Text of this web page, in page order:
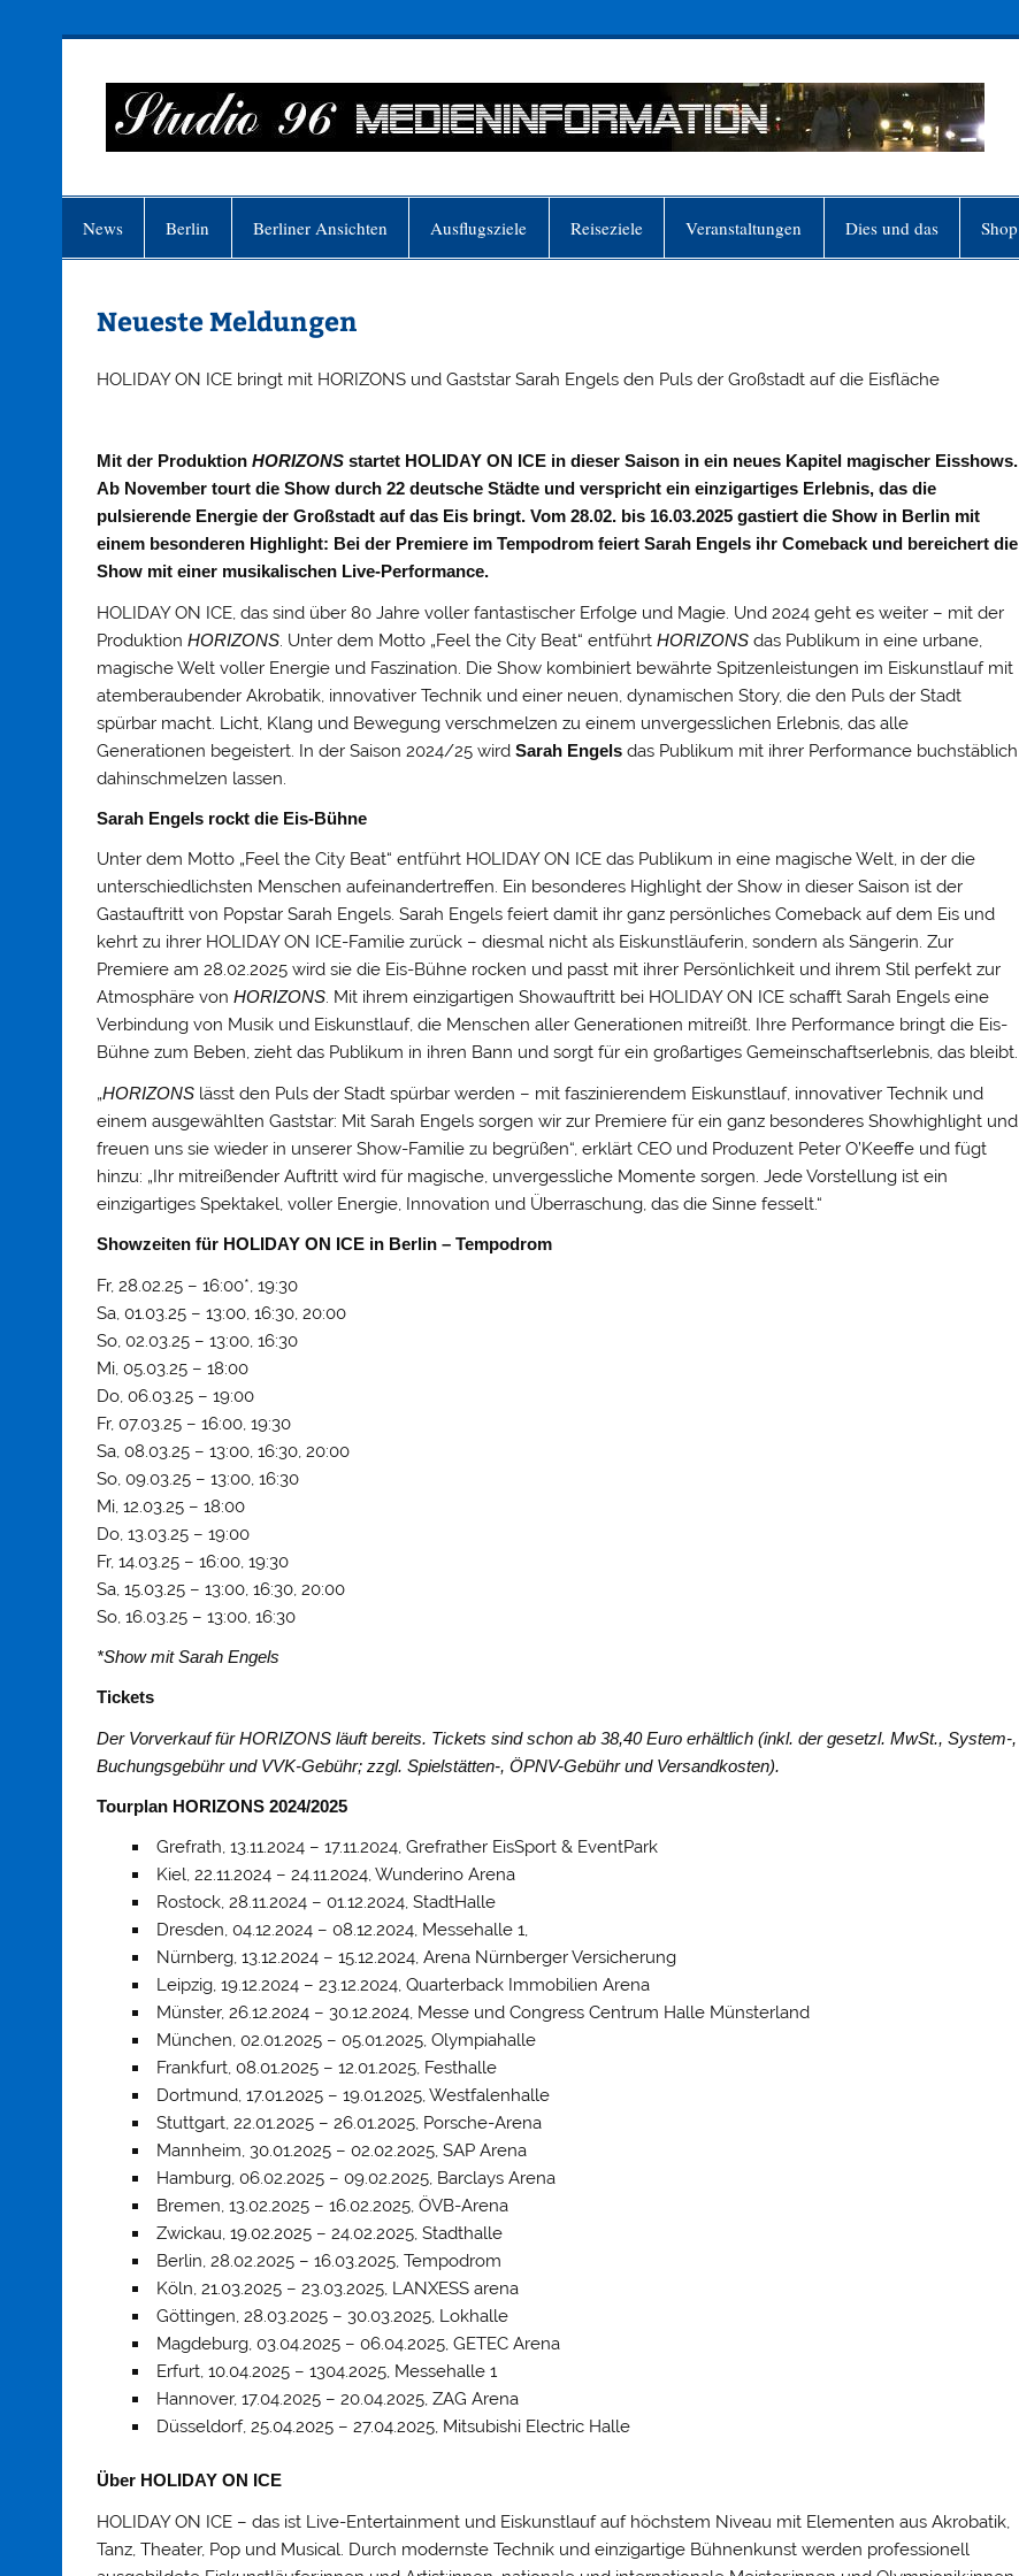
News Berlin Berliner Ansichten Ausflugsziele Reiseziele Veranstaltungen Dies und das Shop
Neueste Meldungen
HOLIDAY ON ICE bringt mit HORIZONS und Gaststar Sarah Engels den Puls der Großstadt auf die Eisfläche
Mit der ProduktionHORIZONS startet HOLIDAY ON ICE in dieser Saison in ein neues Kapitel magischer Eisshows.
Ab November tourt die Show durch 22 deutsche Städte und verspricht ein einzigartiges Erlebnis, das die
pulsierende Energie der Großstadt auf das Eis bringt. Vom 28.02. bis 16.03.2025 gastiert die Show in Berlin mit
einem besonderen Highlight: Bei der Premiere im Tempodrom feiert Sarah Engels ihr Comeback und bereichert die
Show mit einer musikalischen Live-Performance.
HOLIDAY ON ICE, das sind über 80 Jahre voller fantastischer Erfolge und Magie. Und 2024 geht es weiter – mit der
ProduktionHORIZONS . Unter dem Motto „Feel the City Beat“ entführtHORIZONS das Publikum in eine urbane,
magische Welt voller Energie und Faszination. Die Show kombiniert bewährte Spitzenleistungen im Eiskunstlauf mit
atemberaubender Akrobatik, innovativer Technik und einer neuen, dynamischen Story, die den Puls der Stadt
spürbar macht. Licht, Klang und Bewegung verschmelzen zu einem unvergesslichen Erlebnis, das alle
Generationen begeistert. In der Saison 2024/25 wirdSarah Engelsdas Publikum mit ihrer Performance buchstäblich
dahinschmelzen lassen.
Sarah Engels rockt die Eis-Bühne
Unter dem Motto „Feel the City Beat“ entführt HOLIDAY ON ICE das Publikum in eine magische Welt, in der die
unterschiedlichsten Menschen aufeinandertreffen. Ein besonderes Highlight der Show in dieser Saison ist der
Gastauftritt von Popstar Sarah Engels. Sarah Engels feiert damit ihr ganz persönliches Comeback auf dem Eis und
kehrt zu ihrer HOLIDAY ON ICE-Familie zurück – diesmal nicht als Eiskunstläuferin, sondern als Sängerin. Zur
Premiere am 28.02.2025 wird sie die Eis-Bühne rocken und passt mit ihrer Persönlichkeit und ihrem Stil perfekt zur
Atmosphäre vonHORIZONS. Mit ihrem einzigartigen Showauftritt bei HOLIDAY ON ICE schafft Sarah Engels eine
Verbindung von Musik und Eiskunstlauf, die Menschen aller Generationen mitreißt. Ihre Performance bringt die Eis-
Bühne zum Beben, zieht das Publikum in ihren Bann und sorgt für ein großartiges Gemeinschaftserlebnis, das bleibt.
„HORIZONS lässt den Puls der Stadt spürbar werden – mit faszinierendem Eiskunstlauf, innovativer Technik und
einem ausgewählten Gaststar: Mit Sarah Engels sorgen wir zur Premiere für ein ganz besonderes Showhighlight und
freuen uns sie wieder in unserer Show-Familie zu begrüßen“, erklärt CEO und Produzent Peter O’Keeffe und fügt
hinzu: „Ihr mitreißender Auftritt wird für magische, unvergessliche Momente sorgen. Jede Vorstellung ist ein
einzigartiges Spektakel, voller Energie, Innovation und Überraschung, das die Sinne fesselt.“
Showzeiten für HOLIDAY ON ICE in Berlin – Tempodrom
Fr, 28.02.25 – 16:00*, 19:30
Sa, 01.03.25 – 13:00, 16:30, 20:00
So, 02.03.25 – 13:00, 16:30
Mi, 05.03.25 – 18:00
Do, 06.03.25 – 19:00
Fr, 07.03.25 – 16:00, 19:30
Sa, 08.03.25 – 13:00, 16:30, 20:00
So, 09.03.25 – 13:00, 16:30
Mi, 12.03.25 – 18:00
Do, 13.03.25 – 19:00
Fr, 14.03.25 – 16:00, 19:30
Sa, 15.03.25 – 13:00, 16:30, 20:00
So, 16.03.25 – 13:00, 16:30
*Show mit Sarah Engels
Tickets
Der Vorverkauf für HORIZONS läuft bereits. Tickets sind schon ab 38,40 Euro erhältlich (inkl. der gesetzl. MwSt., System-,
Buchungsgebühr und VVK-Gebühr; zzgl. Spielstätten-, ÖPNV-Gebühr und Versandkosten).
Tourplan HORIZONS 2024/2025
Grefrath, 13.11.2024 – 17.11.2024, Grefrather EisSport & EventPark
Kiel, 22.11.2024 – 24.11.2024, Wunderino Arena
Rostock, 28.11.2024 – 01.12.2024, StadtHalle
Dresden, 04.12.2024 – 08.12.2024, Messehalle 1,
Nürnberg, 13.12.2024 – 15.12.2024, Arena Nürnberger Versicherung
Leipzig, 19.12.2024 – 23.12.2024, Quarterback Immobilien Arena
Münster, 26.12.2024 – 30.12.2024, Messe und Congress Centrum Halle Münsterland
München, 02.01.2025 – 05.01.2025, Olympiahalle
Frankfurt, 08.01.2025 – 12.01.2025, Festhalle
Dortmund, 17.01.2025 – 19.01.2025, Westfalenhalle
Stuttgart, 22.01.2025 – 26.01.2025, Porsche-Arena
Mannheim, 30.01.2025 – 02.02.2025, SAP Arena
Hamburg, 06.02.2025 – 09.02.2025, Barclays Arena
Bremen, 13.02.2025 – 16.02.2025, ÖVB-Arena
Zwickau, 19.02.2025 – 24.02.2025, Stadthalle
Berlin, 28.02.2025 – 16.03.2025, Tempodrom
Köln, 21.03.2025 – 23.03.2025, LANXESS arena
Göttingen, 28.03.2025 – 30.03.2025, Lokhalle
Magdeburg, 03.04.2025 – 06.04.2025, GETEC Arena
Erfurt, 10.04.2025 – 1304.2025, Messehalle 1
Hannover, 17.04.2025 – 20.04.2025, ZAG Arena
Düsseldorf, 25.04.2025 – 27.04.2025, Mitsubishi Electric Halle
Über HOLIDAY ON ICE
HOLIDAY ON ICE – das ist Live-Entertainment und Eiskunstlauf auf höchstem Niveau mit Elementen aus Akrobatik,
Tanz, Theater, Pop und Musical. Durch modernste Technik und einzigartige Bühnenkunst werden professionell